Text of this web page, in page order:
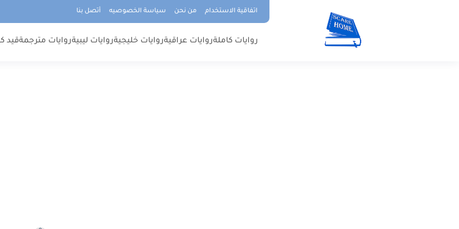
اتفاقية الاستخدام من نحن سياسة الخصوصيه أتصل بنا
روايات كاملةروايات عراقيةروايات خليجيةروايات ليبيةروايات مترجمةقيد